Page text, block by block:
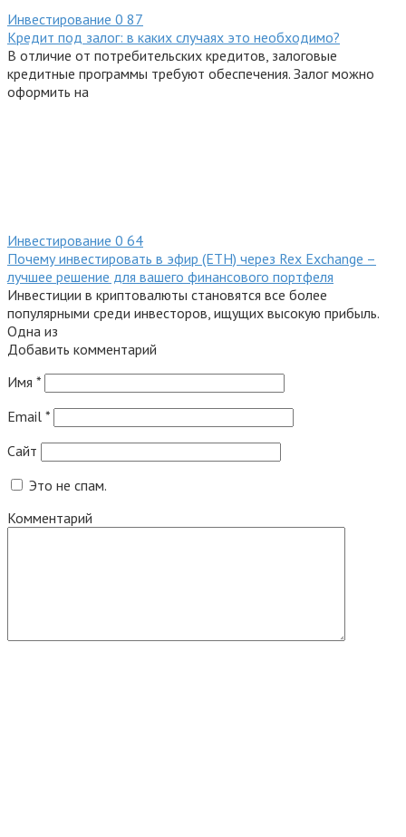
Инвестирование 0 87
Кредит под залог: в каких случаях это необходимо?
В отличие от потребительских кредитов, залоговые
кредитные программы требуют обеспечения. Залог можно
оформить на
Инвестирование 0 64
Почему инвестировать в эфир (ETH) через Rex Exchange –
лучшее решение для вашего финансового портфеля
Инвестиции в криптовалюты становятся все более
популярными среди инвесторов, ищущих высокую прибыль.
Одна из
Добавить комментарий
Имя *
Email *
Сайт
Это не спам.
Комментарий